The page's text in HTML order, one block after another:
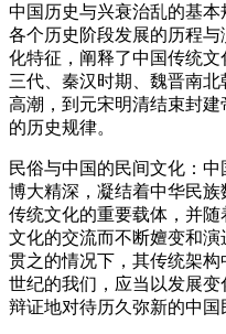
中国历史与兴衰治乱的基
各个历史阶段发展的历程
化特征，阐释了中国传统
三代、秦汉时期、魏晋南
高潮，到元宋明清结束封
的历史规律。
民俗与中国的民间文化：
博大精深，凝结着中华民
传统文化的重要载体，并
文化的交流而不断嬗变和
贯之的情况下，其传统架
世纪的我们，应当以发展变
辩证地对待历久弥新的中国